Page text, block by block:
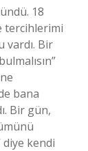
18
tercihlerimi
vardı. Bir
bana
Bir gün,
diye kendi